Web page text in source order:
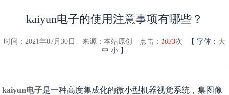
kaiyun电子的使用注意事项有哪些？
时间：2021年07月30日 来源：本站原创 点击： 1033次 【 字体： 大
中 小】
kaiyun电子是一种高度集成化的微小型机器视觉系统，集图像